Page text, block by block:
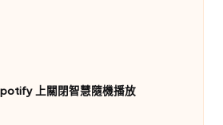
上關閉智慧隨機播放